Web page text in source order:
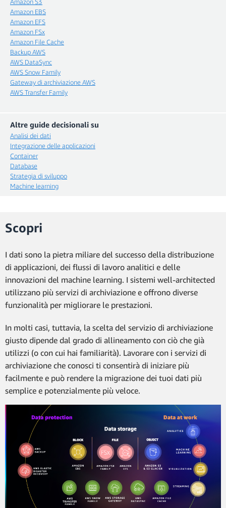
Amazon EBS
Amazon EFS
Amazon FSx
Amazon File Cache
Backup AWS
AWS DataSync
AWS Snow Family
Gateway di archiviazione AWS
AWS Transfer Family
Altre guide decisionali su
Analisi dei dati
Integrazione delle applicazioni
Container
Database
Strategia di sviluppo
Machine learning
Scopri
I dati sono la pietra miliare del successo della distribuzione
di applicazioni, dei flussi di lavoro analitici e delle
innovazioni del machine learning. I sistemi well-architected
utilizzano più servizi di archiviazione e offrono diverse
funzionalità per migliorare le prestazioni.
In molti casi, tuttavia, la scelta del servizio di archiviazione
giusto dipende dal grado di allineamento con ciò che già
utilizzi (o con cui hai familiarità). Lavorare con i servizi di
archiviazione che conosci ti consentirà di iniziare più
facilmente e può rendere la migrazione dei tuoi dati più
semplice e potenzialmente più veloce.